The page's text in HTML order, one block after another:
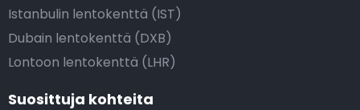
Istanbulin lentokenttä (IST)
Dubain lentokenttä (DXB)
Lontoon lentokenttä (LHR)
Suosittuja kohteita